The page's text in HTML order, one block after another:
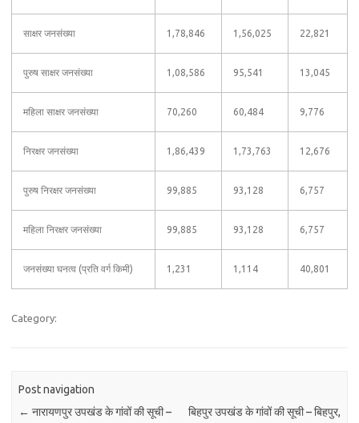
साक्षर जनसंख्या 1,78,846 1,56,025 22,821
पुरुष साक्षर जनसंख्या 1,08,586 95,541 13,045
महिला साक्षर जनसंख्या 70,260 60,484 9,776
निरक्षर जनसंख्या 1,86,439 1,73,763 12,676
पुरुष निरक्षर जनसंख्या 99,885 93,128 6,757
महिला निरक्षर जनसंख्या 99,885 93,128 6,757
जनसंख्या घनत्व (प्रति वर्ग किमी) 1,231 1,114 40,801
Category:
Post navigation
← नारायणपुर उपखंड के गांवों की सूची –
बिहपुर उपखंड के गांवों की सूची – बिहपुर,